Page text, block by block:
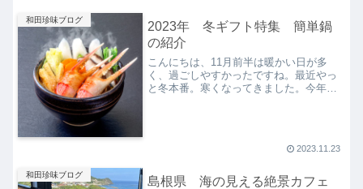
和田珍味ブログ
2023年 冬ギフト特集 簡単鍋
の紹介
こんにちは、11月前半は暖かい日が多
く、過ごしやすかったですね。最近やっ
と冬本番。寒くなってきました。今年の
2023.11.23
和田珍味ブログ
島根県 海の見える絶景カフェ